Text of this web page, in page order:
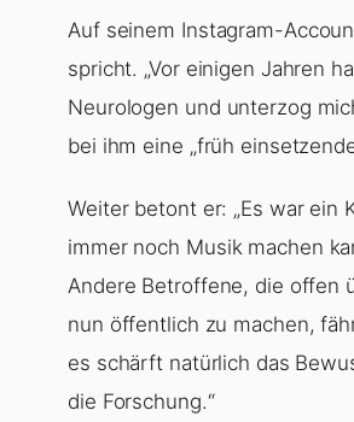
Auf seinem Instagram-
spricht. „Vor einigen Jahren
Neurologen und unterzog
bei ihm eine „früh
Weiter betont er: „Es war ein
immer noch Musik machen
Andere Betroffene, die offen
nun öffentlich zu machen,
es schärft natürlich das
die Forschung.“